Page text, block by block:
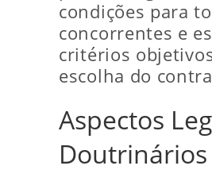
condições para
concorrentes e
critérios
escolha do
Aspectos
Doutrinários